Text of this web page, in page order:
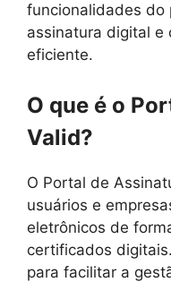
funcionalidades do
assinatura digital e
eficiente.
O que é o
Valid?
O Portal de
usuários e
eletrônicos de
certificados
para facilitar a